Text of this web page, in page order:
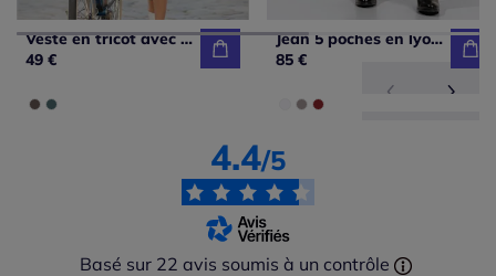
Veste en tricot avec motifs ajourés et manches semi-longues
49 €
Jean 5 poches en lyocell et viscose léger
85 €
4.4/5
Basé sur 22 avis soumis à un contrôle